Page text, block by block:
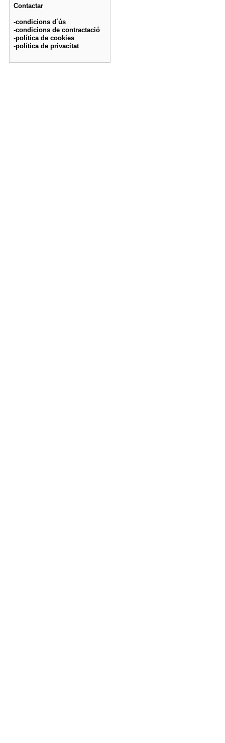
Contactar
-condicions d´ús
-condicions de contractació
-política de cookies
-política de privacitat